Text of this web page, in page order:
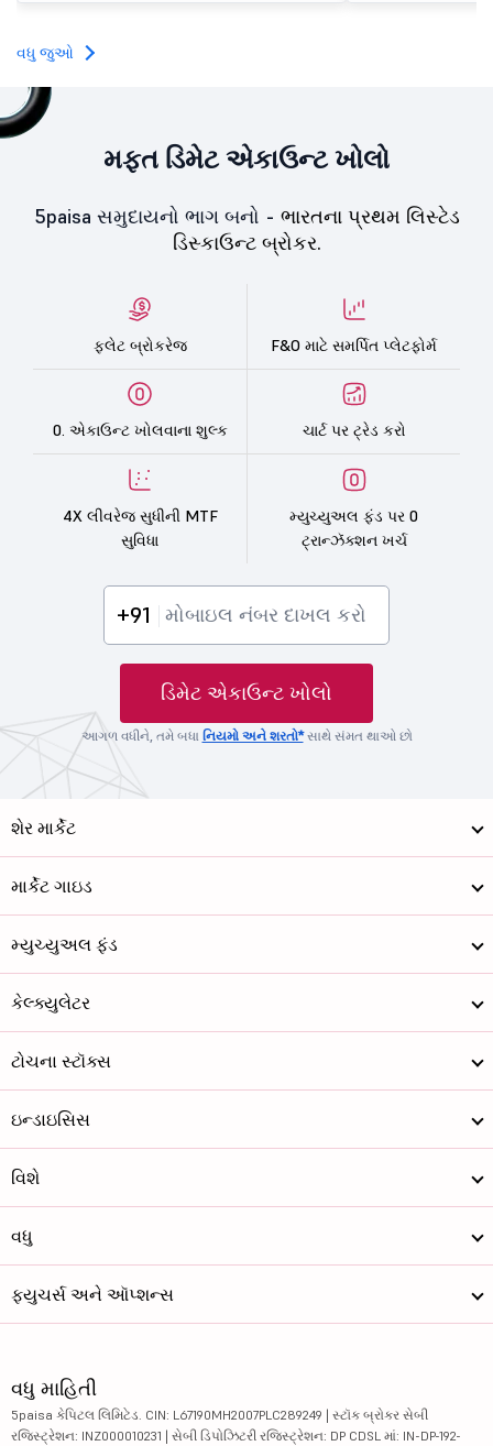
ટેક્નોલોજી કંપની પ્રત્યે
વધુ જુઓ
મફત ડિમેટ એકાઉન્ટ ખોલો
5paisa સમુદાયનો ભાગ બનો - ભારતના પ્રથમ લિસ્ટેડ
ડિસ્કાઉન્ટ બ્રોકર.
ફ્લેટ બ્રોકરેજ F&O માટે સમર્પિત પ્લેટફોર્મ
0. એકાઉન્ટ ખોલવાના શુલ્ક ચાર્ટ પર ટ્રેડ કરો
4X લીવરેજ સુધીની MTF
સુવિધા
મ્યુચ્યુઅલ ફંડ પર 0
ટ્રાન્ઝૅક્શન ખર્ચ
+91
ડિમેટ એકાઉન્ટ ખોલો
આગળ વધીને, તમે બધા નિયમો અને શરતો*સાથે સંમત થાઓ છો
શેર માર્કેટ
માર્કેટ ગાઇડ
મ્યુચ્યુઅલ ફંડ
કેલ્ક્યુલેટર
ટોચના સ્ટૉક્સ
ઇન્ડાઇસિસ
વિશે
વધુ
ફ્યુચર્સ અને ઑપ્શન્સ
વધુ માહિતી
5paisa કેપિટલ લિમિટેડ. CIN: L67190MH2007PLC289249 | સ્ટૉક બ્રોકર સેબી
રજિસ્ટ્રેશન: INZ000010231 | સેબી ડિપોઝિટરી રજિસ્ટ્રેશન: DP CDSL માં: IN-DP-192-